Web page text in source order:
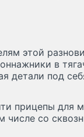
этой
в
детали под
прицепы для
числе со